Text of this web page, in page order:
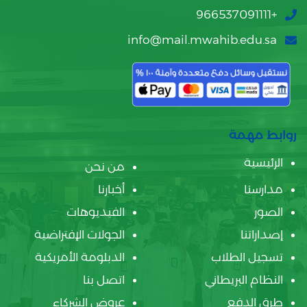
+966537091111
info@mail.mwahib.edu.sa
روابط مهمة
الرئيسية
من نحن
مدارسنا
أخبارنا
الصور
الفيديوهات
إصداراتنا
الجولات الإفتراضية
تسجيل الطلاب
الدبلومة الأمريكية
النظام البريطاني
اتصل بنا
طرق الدفع
عروض الشركاء